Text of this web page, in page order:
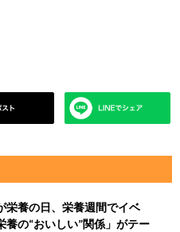
栄養の日、栄養週間でイベ
の“おいしい”関係」がテー